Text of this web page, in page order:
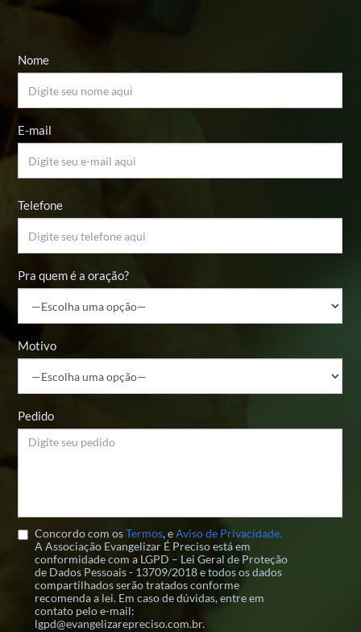
Nome
E-mail
Telefone
Pra quem é a oração?
Motivo
Pedido
Concordo com osTermos, eAviso de Privacidade.
A Associação Evangelizar É Preciso está em
conformidade com a LGPD – Lei Geral de Proteção
de Dados Pessoais - 13709/2018 e todos os dados
compartilhados serão tratados conforme
recomenda a lei. Em caso de dúvidas, entre em
contato pelo e-mail:
lgpd@evangelizarepreciso.com.br.